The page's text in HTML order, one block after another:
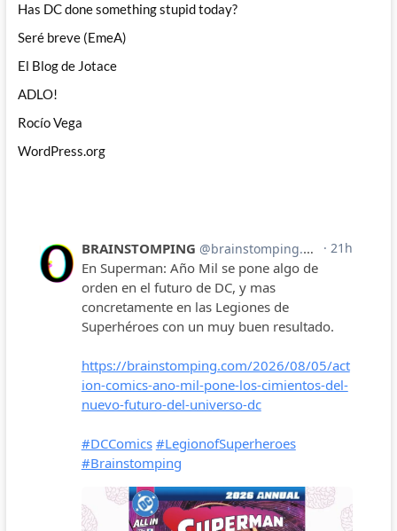
Has DC done something stupid today?
Seré breve (EmeA)
El Blog de Jotace
ADLO!
Rocío Vega
WordPress.org